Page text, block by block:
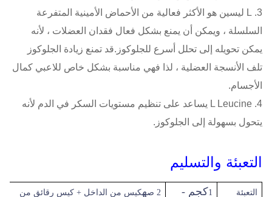
3. L ليسين هو الأكثر فعالية من الأحماض الأمينية المتفرعة
السلسلة ، ويمكن أن يمنع بشكل فعال فقدان العضلات ، لأنه
يمكن تحويله إلى تحلل أسرع للجلوكوز.قد تمنع زيادة الجلوكوز
تلف الأنسجة العضلية ، لذا فهي مناسبة بشكل خاص للاعبي كمال
الأجسام.
4. L Leucine يساعد على تنظيم مستويات السكر في الدم لأنه
يتحول بسهولة إلى الجلوكوز.
التعبئة والتسليم
التعبئة
كجم -
2 ص هكيس من الداخل + كيس رقائق من